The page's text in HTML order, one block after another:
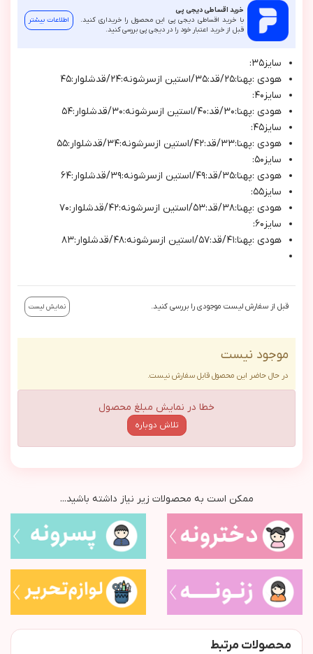
خرید اقساطی دیجی پی
با خرید اقساطی دیجی پی این محصول را خریداری کنید.
قبل از خرید اعتبار خود را در دیجی پی بررسی کنید.
اطلاعات بیشتر
سايز٣٥:
هودي :پهنا:٢٥/قد:٣٥/استين ازسرشونه:٢٤/قدشلوار:٤٥
سايز٤٠:
هودي :پهنا:٣٠/قد:٤٠/استين ازسرشونه:٣٠/قدشلوار:٥٤
سايز٤٥:
هودي :پهنا:٣٣/قد:٤٢/استين ازسرشونه:٣٤/قدشلوار:٥٥
سايز٥٠:
هودي :پهنا:٣٥/قد:٤٩/استين ازسرشونه:٣٩/قدشلوار:٦٤
سايز٥٥:
هودي :پهنا:٣٨/قد:٥٣/استين ازسرشونه:٤٢/قدشلوار:٧٠
سايز٦٠:
هودي :پهنا:٤١/قد:٥٧/استين ازسرشونه:٤٨/قدشلوار:٨٣
قبل از سفارش لیست موجودی را بررسی کنید. نمایش لیست
موجود نیست
در حال حاضر این محصول قابل سفارش نیست.
خطا در نمایش مبلغ محصول
تلاش دوباره
ممکن است به محصولات زیر نیاز داشته باشید...
محصولات مرتبط